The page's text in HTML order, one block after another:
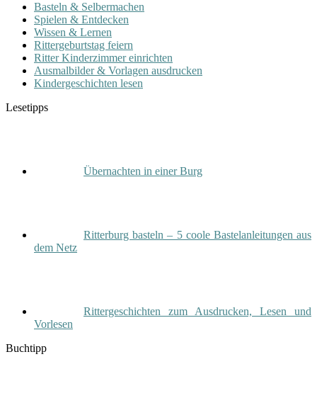
Basteln & Selbermachen
Spielen & Entdecken
Wissen & Lernen
Rittergeburtstag feiern
Ritter Kinderzimmer einrichten
Ausmalbilder & Vorlagen ausdrucken
Kindergeschichten lesen
Lesetipps
Übernachten in einer Burg
Ritterburg basteln – 5 coole Bastelanleitungen aus
dem Netz
Rittergeschichten zum Ausdrucken, Lesen und
Vorlesen
Buchtipp